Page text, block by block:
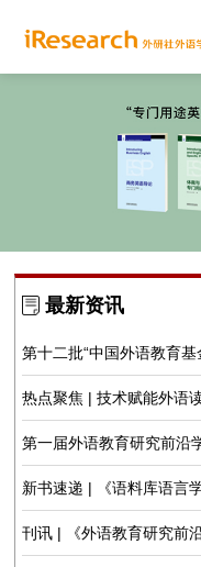
最新资讯
第十二批“中国外语教育
（2026年7月）
热点聚焦 | 技术赋能外语
索
第一届外语教育研究前沿
沿》编委会（三号通知）
新书速递 | 《语料库语言
言学学科史丛书）
刊讯 | 《外语教育研究前